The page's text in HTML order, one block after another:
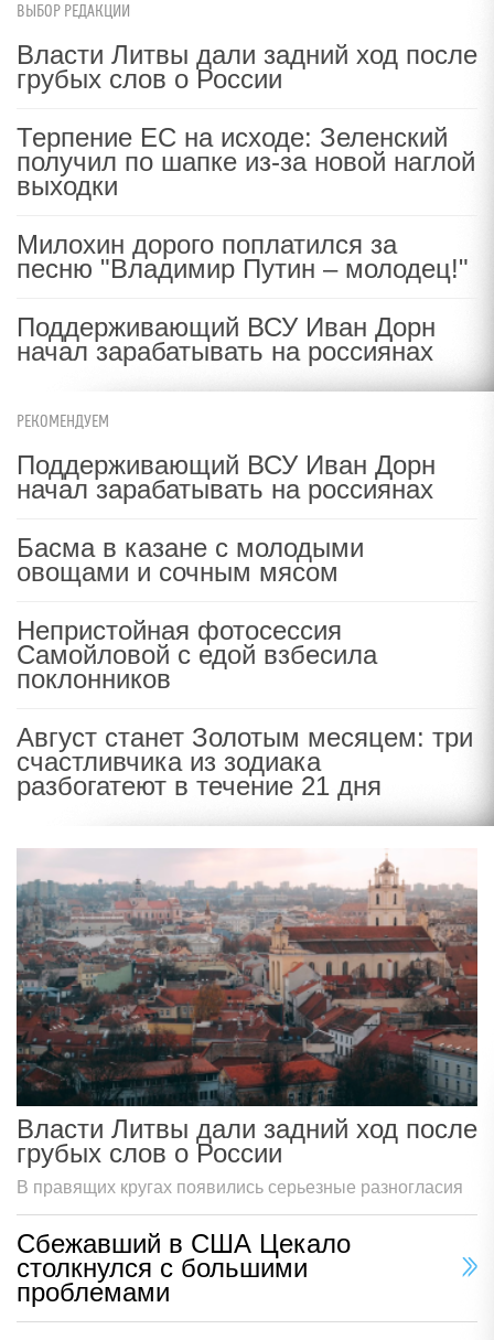
ВЫБОР РЕДАКЦИИ
Власти Литвы дали задний ход после
грубых слов о России
Терпение ЕС на исходе: Зеленский
получил по шапке из-за новой наглой
выходки
Милохин дорого поплатился за
песню "Владимир Путин – молодец!"
Поддерживающий ВСУ Иван Дорн
начал зарабатывать на россиянах
РЕКОМЕНДУЕМ
Поддерживающий ВСУ Иван Дорн
начал зарабатывать на россиянах
Басма в казане с молодыми
овощами и сочным мясом
Непристойная фотосессия
Самойловой с едой взбесила
поклонников
Август станет Золотым месяцем: три
счастливчика из зодиака
разбогатеют в течение 21 дня
Власти Литвы дали задний ход после
грубых слов о России
В правящих кругах появились серьезные разногласия
Сбежавший в США Цекало
столкнулся с большими
проблемами